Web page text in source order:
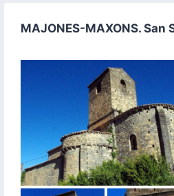
MAJONES-MAXONS. San